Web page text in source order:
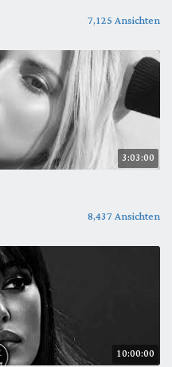
7,125 Ansichten
3:03:00
8,437 Ansichten
10:00:00